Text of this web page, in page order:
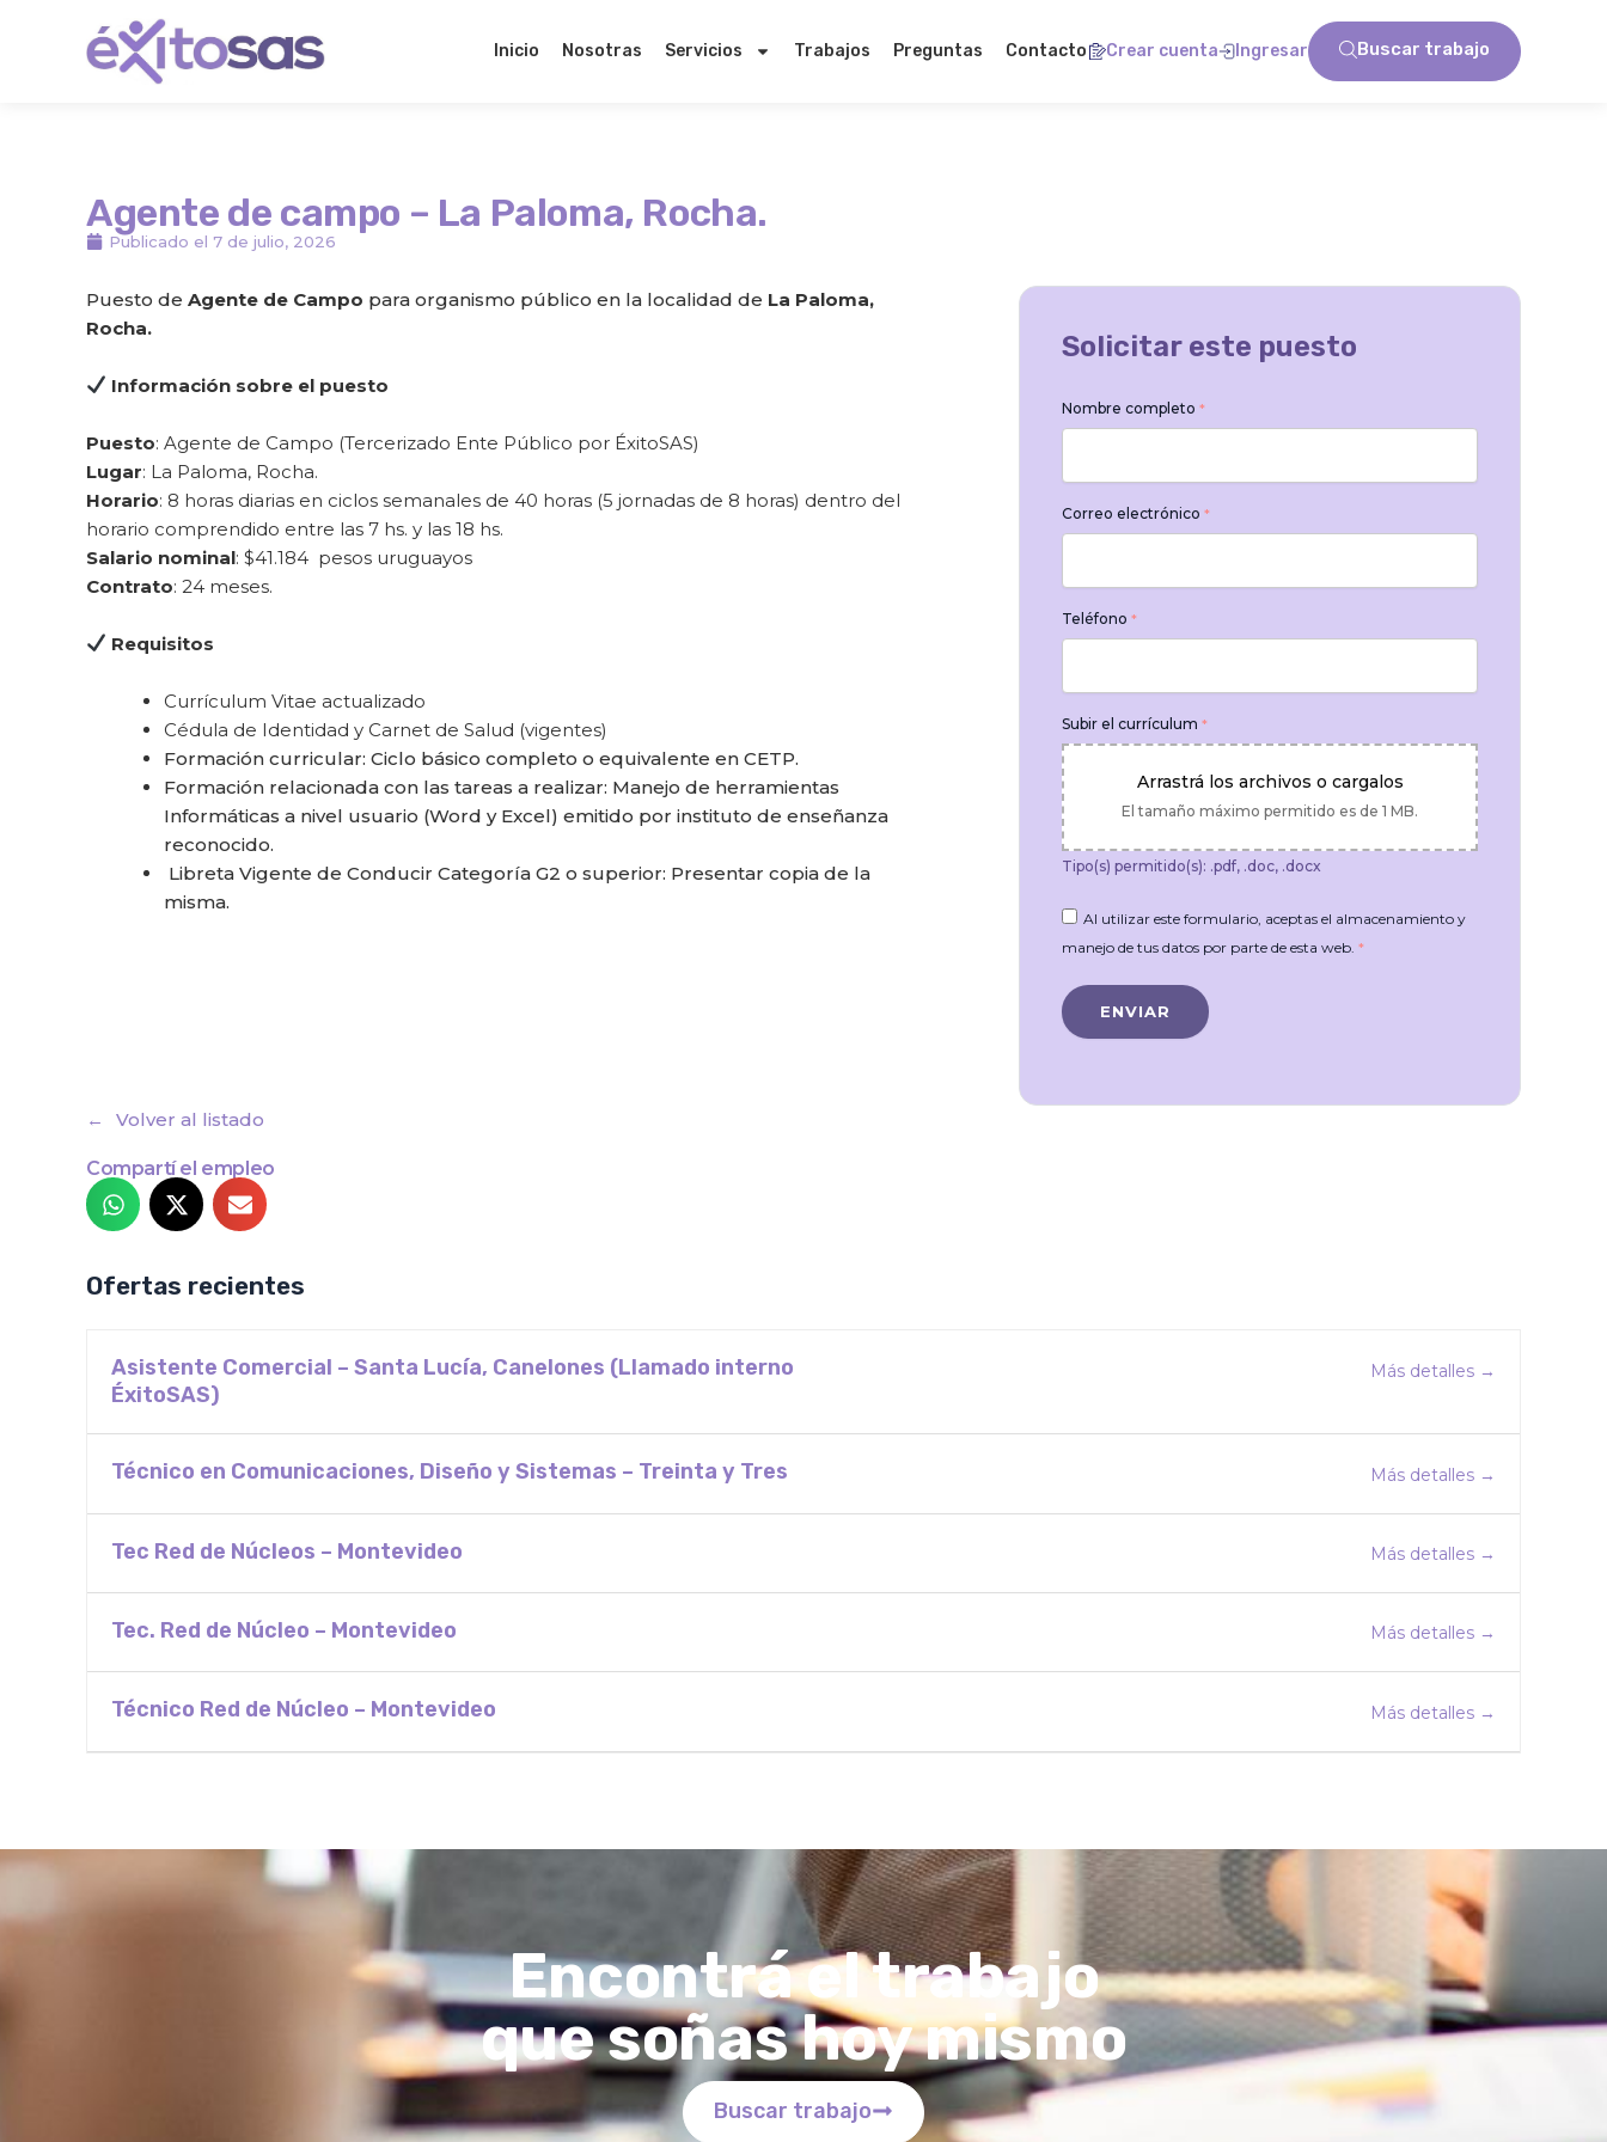
contenido
Inicio Nosotras Servicios Trabajos Preguntas Contacto Crear cuenta Ingresar Buscar trabajo
Agente de campo – La Paloma, Rocha.
Publicado el 7 de julio, 2026
Puesto de Agente de Campo para organismo público en la localidad de La Paloma,
Rocha.
Información sobre el puesto
Puesto: Agente de Campo (Tercerizado Ente Público por ÉxitoSAS)
Lugar: La Paloma, Rocha.
Horario: 8 horas diarias en ciclos semanales de 40 horas (5 jornadas de 8 horas) dentro del
horario comprendido entre las 7 hs. y las 18 hs.
Salario nominal: $41.184 pesos uruguayos
Contrato: 24 meses.
Requisitos
Currículum Vitae actualizado
Cédula de Identidad y Carnet de Salud (vigentes)
Formación curricular: Ciclo básico completo o equivalente en CETP.
Formación relacionada con las tareas a realizar: Manejo de herramientas
Informáticas a nivel usuario (Word y Excel) emitido por instituto de enseñanza
reconocido.
Libreta Vigente de Conducir Categoría G2 o superior: Presentar copia de la
misma.
Solicitar este puesto
Nombre completo *
Correo electrónico *
Teléfono *
Subir el currículum *
Arrastrá los archivos o cargalos
El tamaño máximo permitido es de 1 MB.
Tipo(s) permitido(s): .pdf, .doc, .docx
Al utilizar este formulario, aceptas el almacenamiento y
manejo de tus datos por parte de esta web. *
Volver al listado
Compartí el empleo
Ofertas recientes
Asistente Comercial – Santa Lucía, Canelones (Llamado interno
ÉxitoSAS)
Más detalles
Técnico en Comunicaciones, Diseño y Sistemas – Treinta y Tres Más detalles
Tec Red de Núcleos – Montevideo Más detalles
Tec. Red de Núcleo – Montevideo Más detalles
Técnico Red de Núcleo – Montevideo Más detalles
Encontrá el trabajo
que soñas hoy mismo
Buscar trabajo